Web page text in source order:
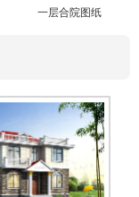
一层合院图纸